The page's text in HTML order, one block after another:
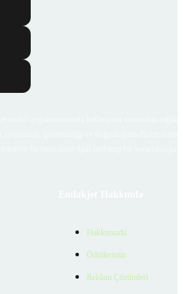
Hakkımızda
Ödüllerimiz
Reklam Çözümleri